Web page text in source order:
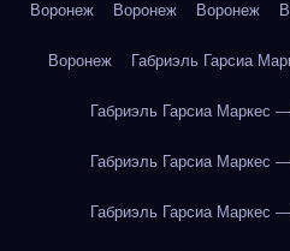
Воронеж Воронеж Воронеж
Воронеж Габриэль Гарсиа
Габриэль Гарсиа Маркес
Габриэль Гарсиа Маркес
Габриэль Гарсиа Маркес